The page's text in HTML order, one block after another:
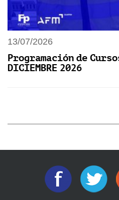
13/07/2026
Programación de
DICIEMBRE 2026